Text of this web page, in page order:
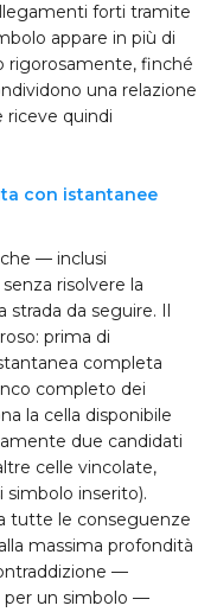
forti tramite
appare in più di
rigorosamente, finché
una relazione
riceve quindi
con istantanee
— inclusi
risolvere la
strada da seguire. Il
prima di
completa
completo dei
la cella disponibile
due candidati
celle vincolate,
simbolo inserito).
tutte le conseguenze
massima profondità
—
per un simbolo —